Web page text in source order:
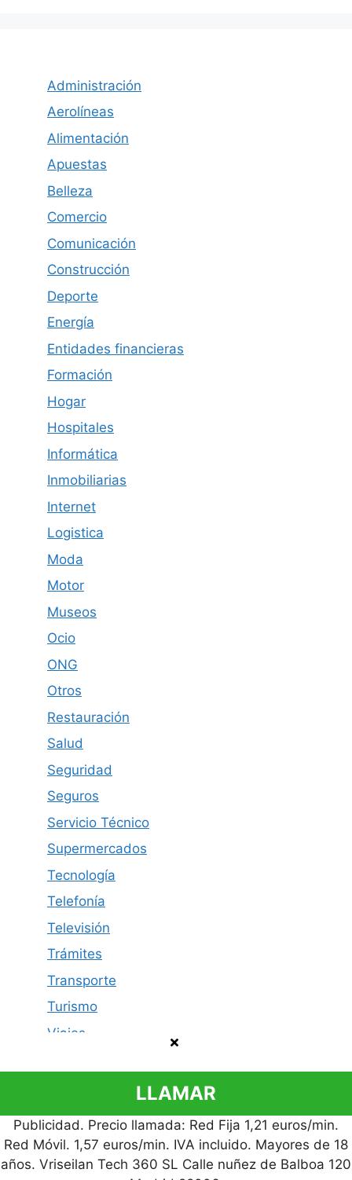
Administración
Aerolíneas
Alimentación
Apuestas
Belleza
Comercio
Comunicación
Construcción
Deporte
Energía
Entidades financieras
Formación
Hogar
Hospitales
Informática
Inmobiliarias
Internet
Logistica
Moda
Motor
Museos
Ocio
ONG
Otros
Restauración
Salud
Seguridad
Seguros
Servicio Técnico
Supermercados
Tecnología
Telefonía
Televisión
Trámites
Transporte
Turismo
Viajes
Política de privacidad Contacto
Aviso legal
© 2026 Cómo Contactar
LLAMAR
Publicidad. Precio llamada: Red Fija 1,21 euros/min.
Red Móvil. 1,57 euros/min. IVA incluido. Mayores de 18
años. Vriseilan Tech 360 SL Calle nuñez de Balboa 120